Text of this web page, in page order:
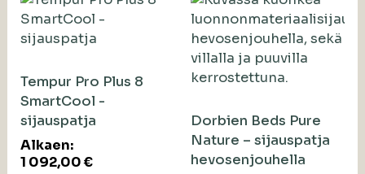
Tempur Pro Plus 8
SmartCool -
sijauspatja
Alkaen:
1 092,00€
Dorbien Beds Pure
Nature – sijauspatja
hevosenjouhella